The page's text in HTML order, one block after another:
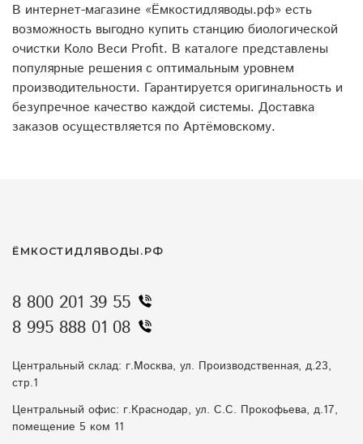
В интернет-магазине «Ёмкостидляводы.рф» есть
возможность выгодно купить станцию биологической
очистки Коло Веси Profit. В каталоге представлены
популярные решения с оптимальным уровнем
производительности. Гарантируется оригинальность и
безупречное качество каждой системы. Доставка
заказов осуществляется по Артёмовскому.
ЁМКОСТИДЛЯВОДЫ.РФ
8 800 201 39 55
8 995 888 01 08
Центральный склад: г.Москва, ул. Производственная, д.23,
стр.1
Центральный офис: г.Краснодар, ул. С.С. Прокофьева, д.17,
помещение 5 ком 11